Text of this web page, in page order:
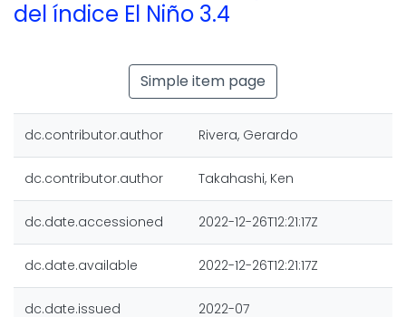
del índice El Niño 3.4
Simple item page
dc.contributor.author Rivera, Gerardo
dc.contributor.author Takahashi, Ken
dc.date.accessioned 2022-12-26T12:21:17Z
dc.date.available 2022-12-26T12:21:17Z
dc.date.issued 2022-07